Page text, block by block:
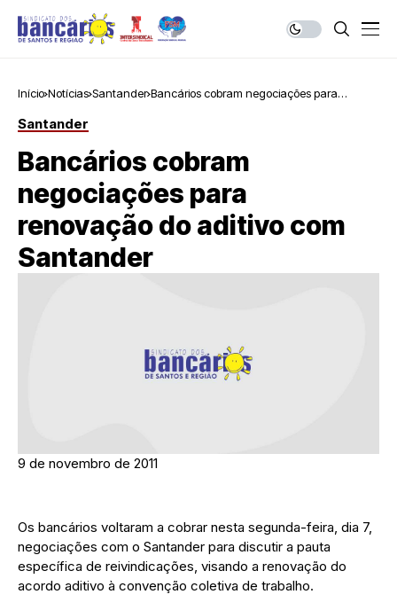
Início Notícias Santander Bancários cobram negociações para
Santander
Bancários cobram
negociações para
renovação do aditivo com
Santander
9 de novembro de 2011
Os bancários voltaram a cobrar nesta segunda-feira, dia 7,
negociações com o Santander para discutir a pauta
específica de reivindicações, visando a renovação do
acordo aditivo à convenção coletiva de trabalho.